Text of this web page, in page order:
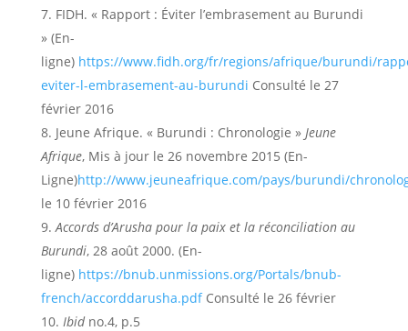
FIDH. « Rapport : Éviter l’embrasement au Burundi
» (En-
ligne) https://www.fidh.org/fr/regions/afrique/burundi/
eviter-l-embrasement-au-burundi Consulté le 27
février 2016
Jeune Afrique. « Burundi : Chronologie » Jeune
Afrique, Mis à jour le 26 novembre 2015 (En-
Ligne)http://www.jeuneafrique.com/pays/burundi/
le 10 février 2016
Accords d’Arusha pour la paix et la réconciliation au
Burundi, 28 août 2000. (En-
ligne) https://bnub.unmissions.org/Portals/bnub-
french/accorddarusha.pdfConsulté le 26 février
Ibid no.4, p.5